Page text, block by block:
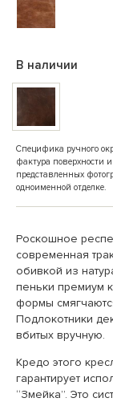
В наличии
Специфика ручного
фактура поверхности
представленных
одноименной отделке.
Роскошное
современная
обивкой из
пеньки премиум
формы
Подлокотники
вбитых вручную.
Кредо этого
гарантирует
“Змейка”. Это